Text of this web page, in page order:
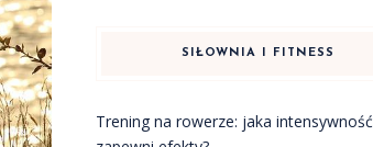
SIŁOWNIA I FITNESS
Trening na rowerze: jaka intensywność